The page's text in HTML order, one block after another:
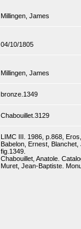
Millingen, James
04/10/1805
Millingen, James
bronze.1349
Chabouillet.3129
LIMC III. 1986, p.868, Eros,
Babelon, Ernest,
fig.1349.
Chabouillet, Anatole.
Muret, Jean-Baptiste.